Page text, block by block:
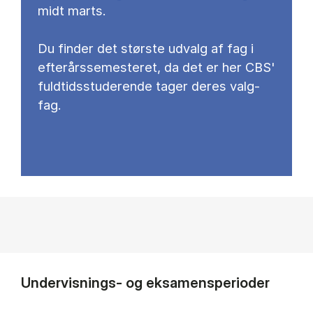
midt marts.
Du fin­der det stør­ste ud­valg af fag i
ef­ter­års­se­meste­ret, da det er her CBS'
fuld­tids­stu­de­ren­de ta­ger de­res valg­
fag.
Undervisnings- og eksamensperioder